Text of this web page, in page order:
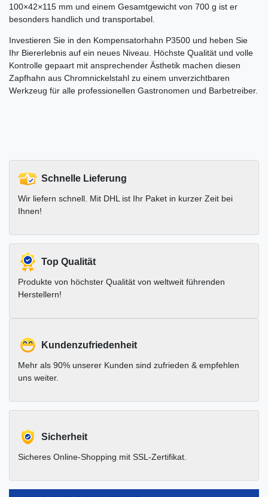
100×42×115 mm und einem Gesamtgewicht von 700 g ist er
besonders handlich und transportabel.
Investieren Sie in den Kompensatorhahn P3500 und heben Sie
Ihr Biererlebnis auf ein neues Niveau. Höchste Qualität und volle
Kontrolle gepaart mit ansprechender Ästhetik machen diesen
Zapfhahn aus Chromnickelstahl zu einem unverzichtbaren
Werkzeug für alle professionellen Gastronomen und Barbetreiber.
Schnelle Lieferung
Wir liefern schnell. Mit DHL ist Ihr Paket in kurzer Zeit bei
Ihnen!
Top Qualität
Produkte von höchster Qualität von weltweit führenden
Herstellern!
Kundenzufriedenheit
Mehr als 90% unserer Kunden sind zufrieden & empfehlen
uns weiter.
Sicherheit
Sicheres Online-Shopping mit SSL-Zertifikat.